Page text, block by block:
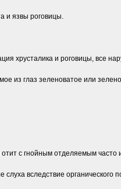
и язвы роговицы.
хрусталика и роговицы, все
из глаз зеленоватое или
с гнойным отделяемым
слуха вследствие органического